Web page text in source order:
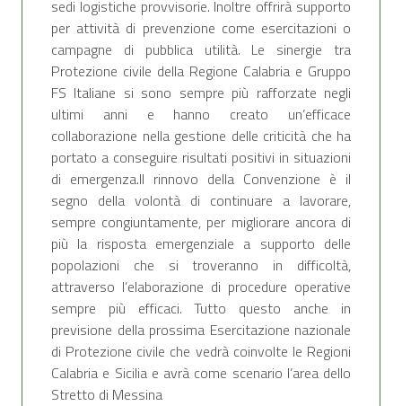
sedi logistiche provvisorie. Inoltre offrirà supporto
per attività di prevenzione come esercitazioni o
campagne di pubblica utilità. Le sinergie tra
Protezione civile della Regione Calabria e Gruppo
FS Italiane si sono sempre più rafforzate negli
ultimi anni e hanno creato un’efficace
collaborazione nella gestione delle criticità che ha
portato a conseguire risultati positivi in situazioni
di emergenza.Il rinnovo della Convenzione è il
segno della volontà di continuare a lavorare,
sempre congiuntamente, per migliorare ancora di
più la risposta emergenziale a supporto delle
popolazioni che si troveranno in difficoltà,
attraverso l’elaborazione di procedure operative
sempre più efficaci. Tutto questo anche in
previsione della prossima Esercitazione nazionale
di Protezione civile che vedrà coinvolte le Regioni
Calabria e Sicilia e avrà come scenario l’area dello
Stretto di Messina